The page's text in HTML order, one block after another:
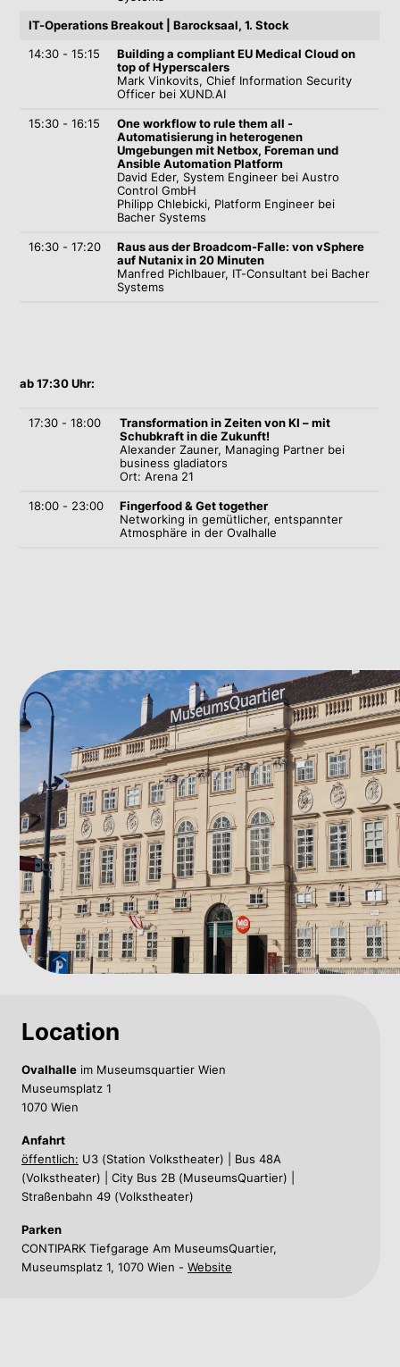
IT-Operations Breakout | Barocksaal, 1. Stock
14:30 - 15:15
Building a compliant EU Medical Cloud on
top of Hyperscalers
Mark Vinkovits, Chief Information Security
Officer bei XUND.AI
15:30 - 16:15
One workflow to rule them all -
Automatisierung in heterogenen
Umgebungen mit Netbox, Foreman und
Ansible Automation Platform
David Eder, System Engineer bei Austro
Control GmbH
Philipp Chlebicki, Platform Engineer bei
Bacher Systems
16:30 - 17:20
Raus aus der Broadcom-Falle: von vSphere
auf Nutanix in 20 Minuten
Manfred Pichlbauer, IT-Consultant bei Bacher
Systems
ab 17:30 Uhr:
17:30 - 18:00
Transformation in Zeiten von KI – mit
Schubkraft in die Zukunft!
Alexander Zauner, Managing Partner bei
business gladiators
Ort: Arena 21
18:00 - 23:00
Fingerfood & Get together
Networking in gemütlicher, entspannter
Atmosphäre in der Ovalhalle
Location
Ovalhalle im Museumsquartier Wien
Museumsplatz 1
1070 Wien
Anfahrt
öffentlich: U3 (Station Volkstheater) | Bus 48A
(Volkstheater) | City Bus 2B (MuseumsQuartier) |
Straßenbahn 49 (Volkstheater)
Parken
CONTIPARK Tiefgarage Am MuseumsQuartier,
Museumsplatz 1, 1070 Wien - Website